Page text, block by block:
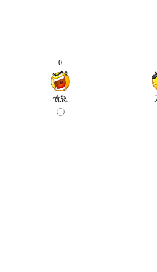
0
愤怒